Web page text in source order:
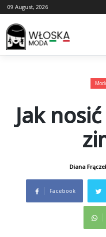
Skip
to
content
09 August, 2026
Jak
Diana
Facebook